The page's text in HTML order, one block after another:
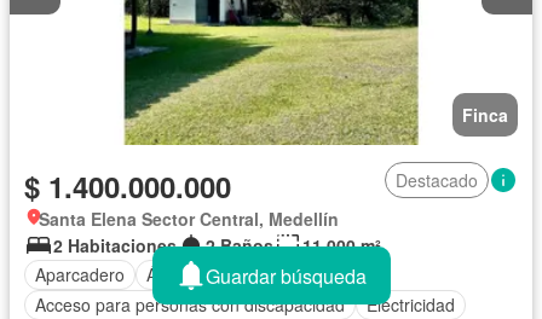
Finca
$ 1.400.000.000
Destacado
Santa Elena Sector Central, Medellín
2 Habitaciones
2 Baños
11.000 m²
Aparcadero
Área infantil
Acceso para personas con discapacidad
Electricidad
Guardar búsqueda